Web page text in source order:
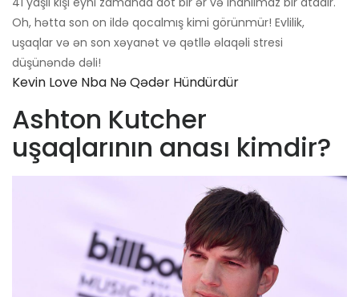
Oh, hətta son on ildə qocalmış kimi görünmür! Evlilik,
uşaqlar və ən son xəyanət və qətllə əlaqəli stresi
düşünəndə dəli!
Kevin Love Nba Nə Qədər Hündürdür
Ashton Kutcher
uşaqlarının anası kimdir?